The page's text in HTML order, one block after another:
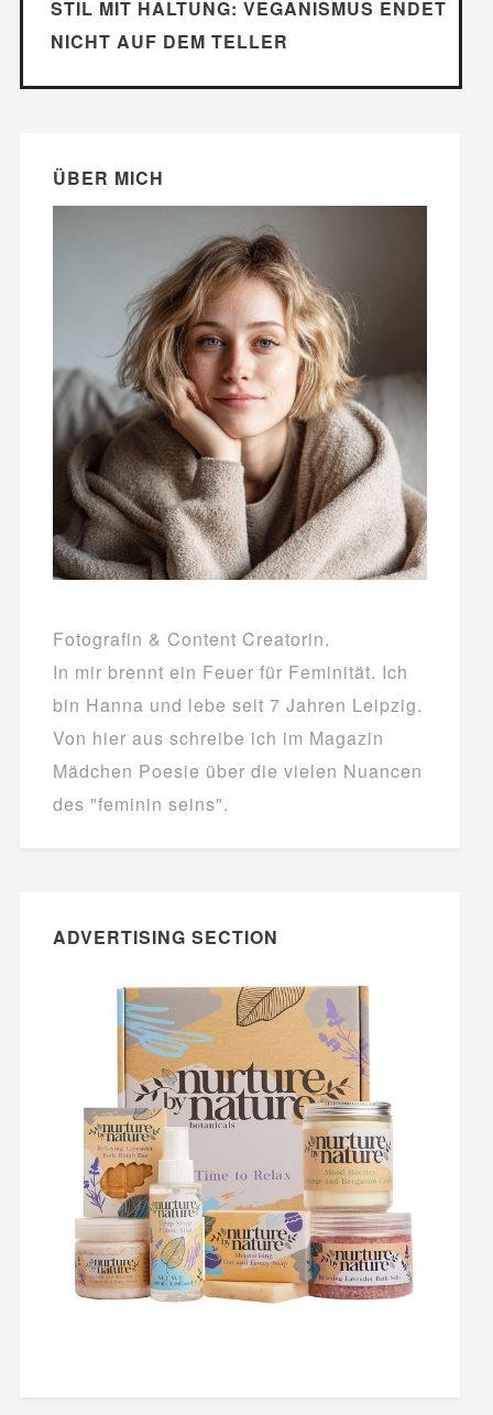
STIL MIT HALTUNG: VEGANISMUS ENDET
NICHT AUF DEM TELLER
ÜBER MICH
Fotografin & Content Creatorin.
In mir brennt ein Feuer für Feminität. Ich
bin Hanna und lebe seit 7 Jahren Leipzig.
Von hier aus schreibe ich im Magazin
Mädchen Poesie über die vielen Nuancen
des "feminin seins".
ADVERTISING SECTION